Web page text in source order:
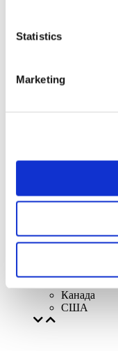
Statistics
MarketingІспанія
Чехія
Iталiя
Австрія
Канада
США